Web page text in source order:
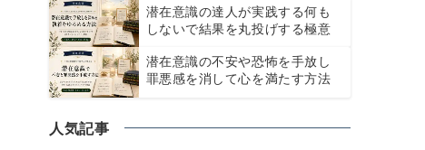
潜在意識の達人が実践する何も
しないで結果を丸投げする極意
潜在意識の不安や恐怖を手放し
罪悪感を消して心を満たす方法
人気記事